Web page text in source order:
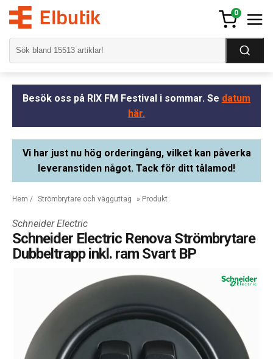
0
Besök oss på RIX FM Festival i sommar. Se datum
här.
Vi har just nu hög orderingång, vilket kan påverka
leveranstiden något. Tack för ditt tålamod!
Hem / Strömbrytare och vägguttag » Produkt
Schneider Electric
Schneider Electric Renova Strömbrytare
Dubbeltrapp inkl. ram Svart BP